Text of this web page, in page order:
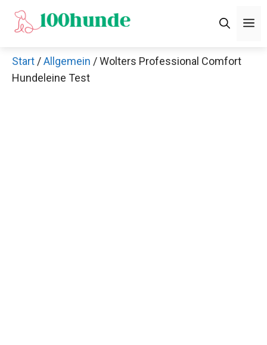
Zum
Inhalt
Start /Allgemein / Wolters Professional Comfort
Hundeleine Test